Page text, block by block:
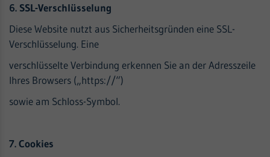
6. SSL-Verschlüsselung
Diese Website nutzt aus Sicherheitsgründen eine SSL-
Verschlüsselung. Eine
verschlüsselte Verbindung erkennen Sie an der Adresszeile
Ihres Browsers („https://“)
sowie am Schloss-Symbol.
7. Cookies